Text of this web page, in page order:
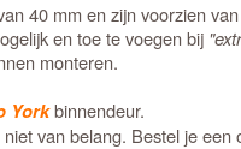
40 mm en zijn voorzien
en toe te voegen bij
monteren.
Yorkbinnendeur.
van belang. Bestel je